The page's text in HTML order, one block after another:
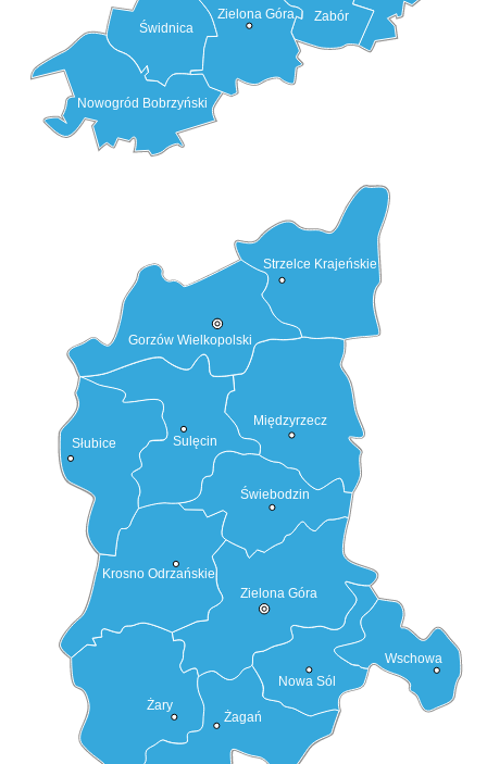
Zabór
Świdnica
Nowogród Bobrzyński
Zielona Góra
Żary
Żagań
Nowa Sól
Wschowa
Zielona Góra
Krosno Odrzańskie
Świebodzin
Międzyrzecz
Sulęcin
Słubice
Gorzów Wielkopolski
Strzelce Krajeńskie